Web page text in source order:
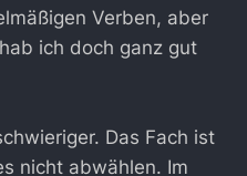
Verben, aber
ich doch ganz gut
Das Fach ist
nicht abwählen. Im